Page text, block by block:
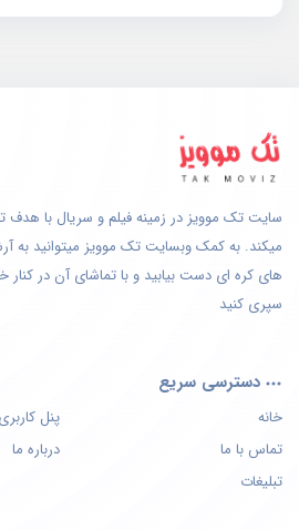
سایت تک موویز در زمینه فیلم و سریال با هدف
میکند. به کمک وبسایت تک موویز میتوانید به
های کره ای دست بیابید و با تماشای آن در
سپری کنید
دسترسی سریع
خانه
پنل کاربری
تماس با ما
درباره ما
تبلیغات